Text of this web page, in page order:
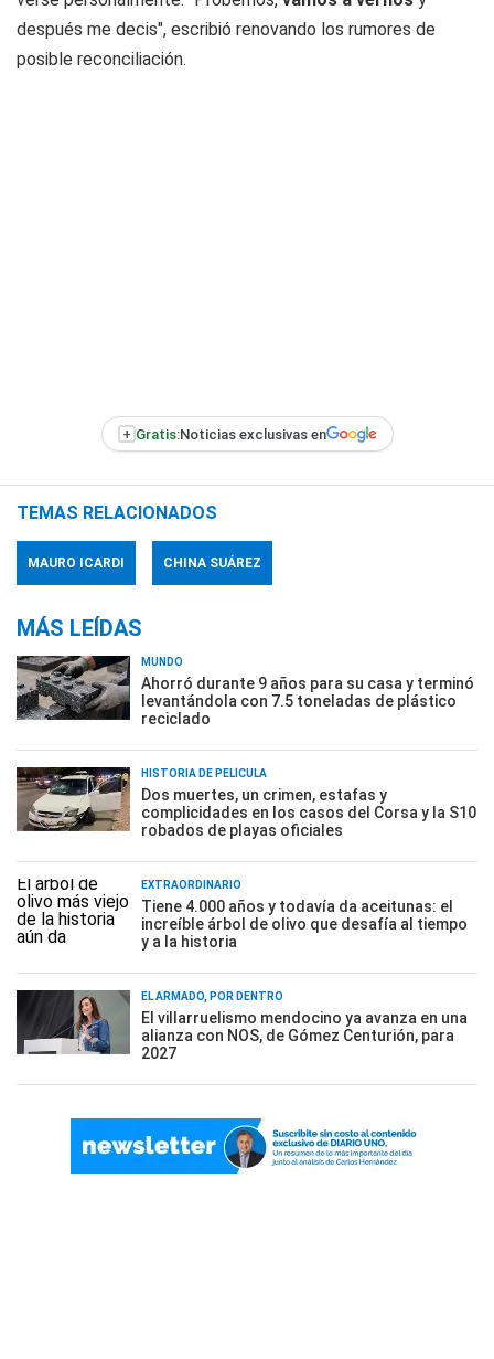
después me decis", escribió renovando los rumores de
posible reconciliación.
+ Gratis:Noticias exclusivas en
TEMAS RELACIONADOS
MAURO ICARDI CHINA SUÁREZ
MÁS LEÍDAS
MUNDO
Ahorró durante 9 años para su casa y terminó
levantándola con 7.5 toneladas de plástico
reciclado
HISTORIA DE PELÍCULA
Dos muertes, un crimen, estafas y
complicidades en los casos del Corsa y la S10
robados de playas oficiales
EXTRAORDINARIO
Tiene 4.000 años y todavía da aceitunas: el
increíble árbol de olivo que desafía al tiempo
y a la historia
EL ARMADO, POR DENTRO
El villarruelismo mendocino ya avanza en una
alianza con NOS, de Gómez Centurión, para
2027